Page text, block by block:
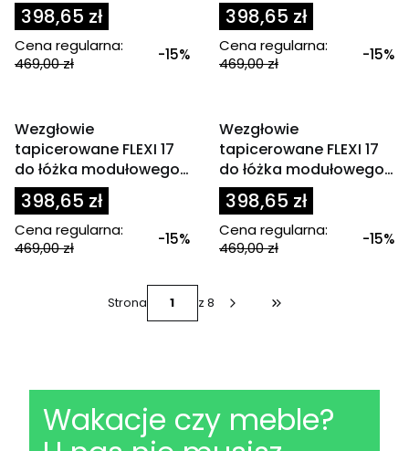
80x200 cm zagłówek
jodełka zielony
398,65 zł
Cena regularna:
469,00 zł
-15%
80x200 cm szare
398,65 zł
Cena regularna:
469,00 zł
-15%
Wezgłowie
tapicerowane FLEXI 17
do łóżka modułowego
80x200 cm zagłówek
promienie brązowy
398,65 zł
Cena regularna:
469,00 zł
-15%
Wezgłowie
tapicerowane FLEXI 17
do łóżka modułowego
80x200 cm zagłówek
promienie czarny
398,65 zł
Cena regularna:
469,00 zł
-15%
Strona z 8 Przejdź do ostatniej
Wakacje czy meble?